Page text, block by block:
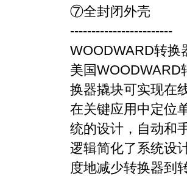
⑦全封闭外壳
------------------------
WOODWARD转换
美国WOODWARD
换器撬块可实现在
在关键应用中定位
统的设计，自动和
逻辑简化了系统设
度地减少转换器到